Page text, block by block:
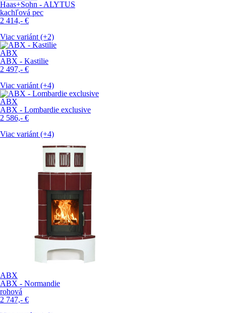
Haas+Sohn - ALYTUS
kachľová pec
2 414,- €
Viac variánt (+2)
ABX
ABX - Kastilie
2 497,- €
Viac variánt (+4)
ABX
ABX - Lombardie exclusive
2 586,- €
Viac variánt (+4)
ABX
ABX - Normandie
rohová
2 747,- €